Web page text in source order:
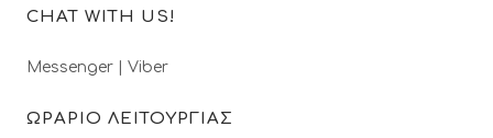
CHAT WITH US!
Messenger Viber
ΩΡΑΡΙΟ ΛΕΙΤΟΥΡΓΙΑΣ